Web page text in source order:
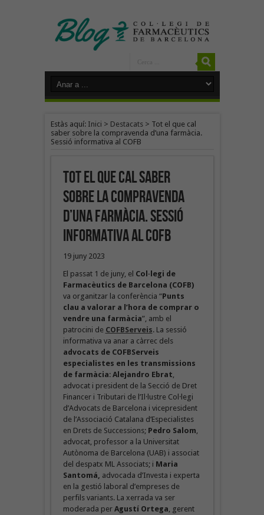
Estàs aquí: Inici > Destacats> Tot el que cal
saber sobre la compravenda d’una farmàcia.
Sessió informativa al COFB
Tot el que cal saber
sobre la compravenda
d’una farmàcia. Sessió
informativa al COFB
19 juny 2023
El passat 1 de juny, el Col·legi de
Farmacèutics de Barcelona (COFB)
va organitzar la conferència “Punts
clau a valorar a l’hora de comprar o
vendre una farmàcia”, amb el
patrocini de COFBServeis. La sessió
informativa va anar a càrrec dels
advocats de COFBServeis
especialistes en les transmissions
de farmàcia: Alejandro Ebrat
advocat i president de la Secció de Dret
Financer i Tributari de l’Il·lustre Col·legi
d’Advocats de Barcelona i vicepresident
de l’Associació Catalana d’Especialistes
en Drets de Successions; Pedro Salom
advocat, professor a la Universitat
Autònoma de Barcelona (UAB) i associat
del despatx ML Associats; i Maria
Santomá, advocada d’Investa i experta
en la gestió laboral d’empreses de
perfils variants. La xerrada va ser
moderada per Agustí Ortega , gerent